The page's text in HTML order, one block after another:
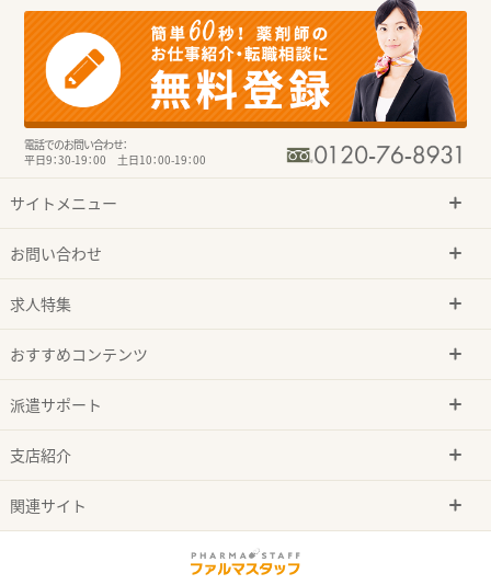
電話でのお問い合わせ：
平日9：30-19：00 土日10：00-19：00
サイトメニュー
お問い合わせ
求人特集
おすすめコンテンツ
派遣サポート
支店紹介
関連サイト